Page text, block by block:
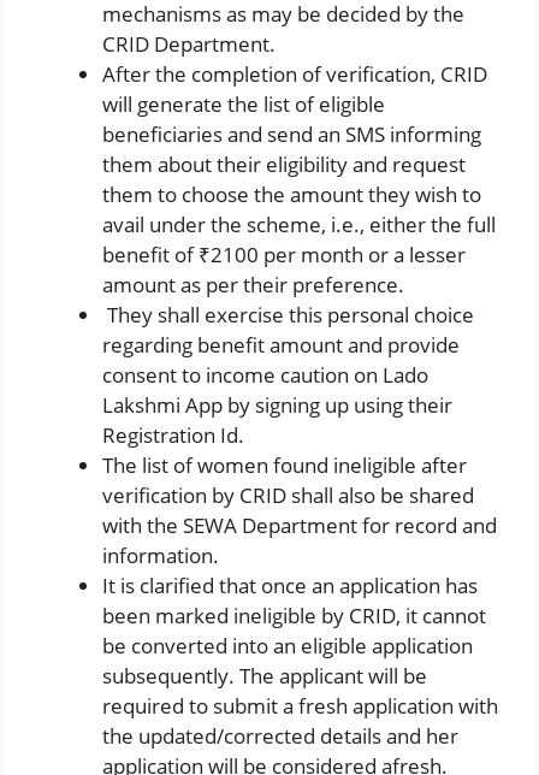
mechanisms as may be decided by the
CRID Department.
After the completion of verification, CRID
will generate the list of eligible
beneficiaries and send an SMS informing
them about their eligibility and request
them to choose the amount they wish to
avail under the scheme, i.e., either the full
benefit of ₹2100 per month or a lesser
amount as per their preference.
They shall exercise this personal choice
regarding benefit amount and provide
consent to income caution on Lado
Lakshmi App by signing up using their
Registration Id.
The list of women found ineligible after
verification by CRID shall also be shared
with the SEWA Department for record and
information.
It is clarified that once an application has
been marked ineligible by CRID, it cannot
be converted into an eligible application
subsequently. The applicant will be
required to submit a fresh application with
the updated/corrected details and her
application will be considered afresh.